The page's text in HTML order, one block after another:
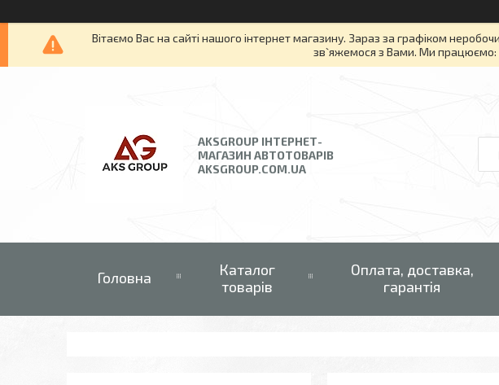
Вітаємо Вас на сайті нашого інтернет магазину. Зараз за графіком
зв`яжемося з Вами. Ми працюємо:
AKSGROUP ІНТЕРНЕТ-
МАГАЗИН АВТОТОВАРІВ
AKSGROUP.COM.UA
Головна
Каталог
товарів
Оплата, доставка,
гарантія